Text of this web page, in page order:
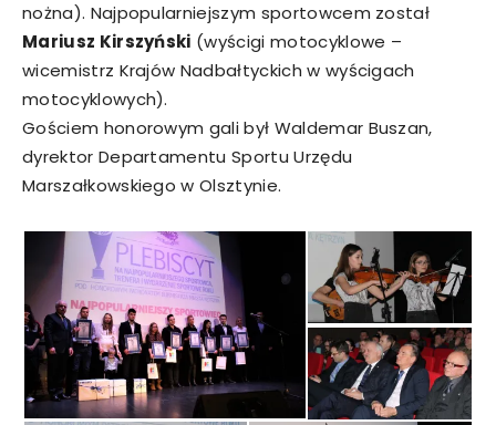
nożna). Najpopularniejszym sportowcem został
Mariusz Kirszyński (wyścigi motocyklowe –
wicemistrz Krajów Nadbałtyckich w wyścigach
motocyklowych).
Gościem honorowym gali był Waldemar Buszan,
dyrektor Departamentu Sportu Urzędu
Marszałkowskiego w Olsztynie.